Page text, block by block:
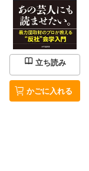
立ち読み
かごに入れる